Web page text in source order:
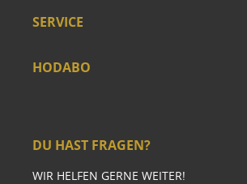
SERVICE
HODABO
DU HAST FRAGEN?
WIR HELFEN GERNE WEITER!